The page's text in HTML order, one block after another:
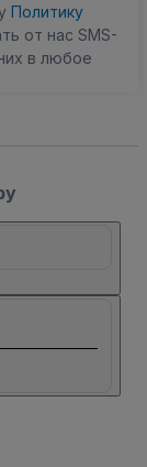
Политику
от нас SMS-
в любое